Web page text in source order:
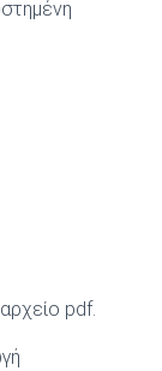
pdf.